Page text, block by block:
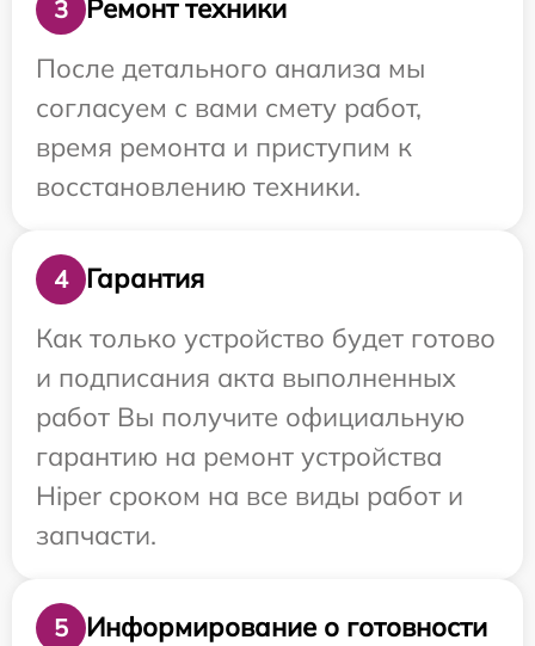
3
Ремонт техники
После детального анализа мы
согласуем с вами смету работ,
время ремонта и приступим к
восстановлению техники.
4
Гарантия
Как только устройство будет готово
и подписания акта выполненных
работ Вы получите официальную
гарантию на ремонт устройства
Hiper сроком на все виды работ и
запчасти.
5
Информирование о готовности